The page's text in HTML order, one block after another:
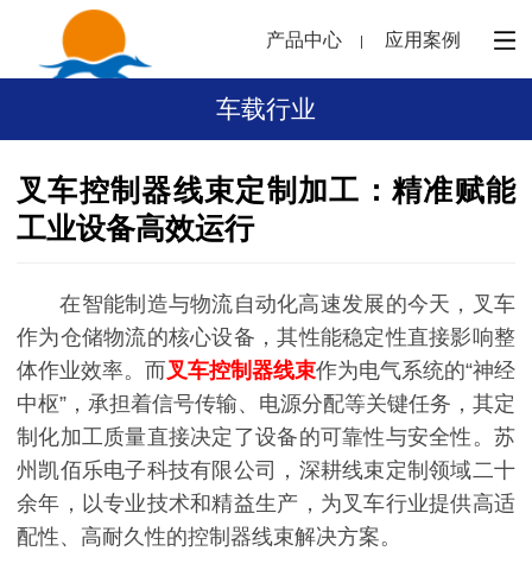
产品中心 应用案例
车载行业
叉车控制器线束定制加工：精准赋能
工业设备高效运行
在智能制造与物流自动化高速发展的今天，叉车
作为仓储物流的核心设备，其性能稳定性直接影响整
体作业效率。而叉车控制器线束作为电气系统的“神经
中枢”，承担着信号传输、电源分配等关键任务，其定
制化加工质量直接决定了设备的可靠性与安全性。苏
州凯佰乐电子科技有限公司，深耕线束定制领域二十
余年，以专业技术和精益生产，为叉车行业提供高适
配性、高耐久性的控制器线束解决方案。